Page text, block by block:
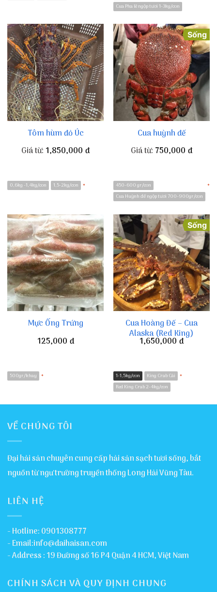
Cua Pha lê ngộp tươi 1-3kg/con
Tôm hùm đỏ Úc
Giá từ: 1,850,000 đ
0,6kg -1,4kg/con 1,5-2kg/con *
Sống
Cua huỳnh đế
Giá từ: 750,000 đ
450-600 gr/con
Cua Huỳnh đế ngộp tươi 700-900gr/con
*
Mực Ống Trứng
125,000 đ
500gr/khay *
Sống
Cua Hoàng Đế – Cua
Alaska (Red King)
1,650,000 đ
1-1,5kg/con
King Crab Cái
Red King Crab 2-4kg/con
*
VỀ CHÚNG TÔI
Đại hải sản chuyên cung cấp hải sản sạch tươi sống, bắt
nguồn từ ngư trường truyền thống Long Hải Vũng Tàu.
LIÊN HỆ
- Hotline: 0901308777
- Email:info@daihaisan.com
- Address : 19 Đường số 16 P4 Quận 4 HCM, Việt Nam
CHÍNH SÁCH VÀ QUY ĐỊNH CHUNG